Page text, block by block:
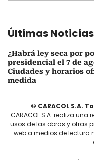
Últimas Noticias
¿Habrá ley seca por
presidencial el 7 de
Ciudades y horarios
medida
© CARACOL S.A.
CARACOL S.A. realiza
usos de las obras y otras
web a medios de lectura